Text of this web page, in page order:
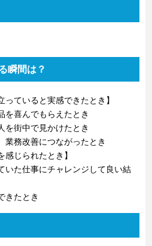
瞬間は？
っていると実感できたとき】
を喜んでもらえたとき
を街中で見かけたとき
業務改善につながったとき
感じられたとき】
いた仕事にチャレンジして良い結
きたとき